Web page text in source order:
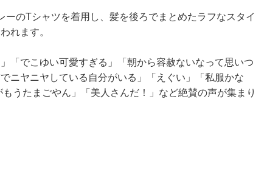
のTシャツを着用し、髪を後ろでまとめたラフなスタイ
れます。
「でこゆい可愛すぎる」「朝から容赦ないなって思いつ
ニヤニヤしている自分がいる」「えぐい」「私服かな
うたまごやん」「美人さんだ！」など絶賛の声が集まり